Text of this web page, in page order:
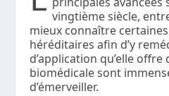
vingtième siècle,
mieux connaître
héréditaires afin d’y
d’application qu’elle
biomédicale sont
d’émerveiller.